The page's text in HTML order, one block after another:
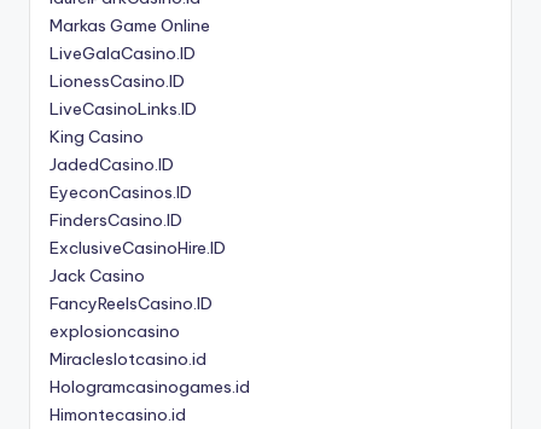
Markas Game Online
LiveGalaCasino.ID
LionessCasino.ID
LiveCasinoLinks.ID
King Casino
JadedCasino.ID
EyeconCasinos.ID
FindersCasino.ID
ExclusiveCasinoHire.ID
Jack Casino
FancyReelsCasino.ID
explosioncasino
Miracleslotcasino.id
Hologramcasinogames.id
Himontecasino.id